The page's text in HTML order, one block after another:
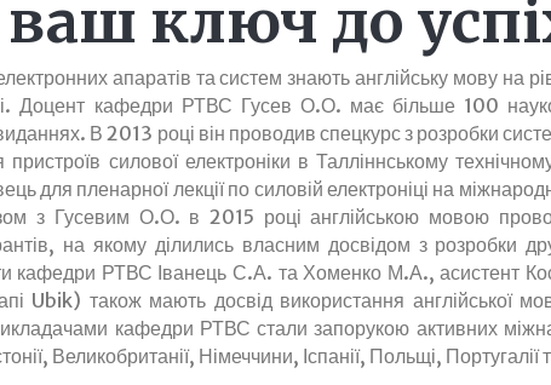
ключ до
апаратів та систем знають англійську мову на
Доцент кафедри РТВС Гусев О.О. має більше 100
В 2013 році він проводив спецкурс з розробки
силової електроніки в Талліннському
для пленарної лекції по силовій електроніці на
з Гусевим О.О. в 2015 році англійською мовою
на якому ділились власним досвідом з розробки
кафедри РТВС Іванець С.А. та Хоменко М.А., асистент
Ubik) також мають досвід використання англійської
кафедри РТВС стали запорукою активних
Великобританії, Німеччини, Іспанії, Польщі, Португалії